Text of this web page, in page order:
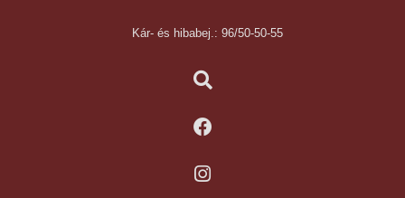
Kár- és hibabej.: 96/50-50-55